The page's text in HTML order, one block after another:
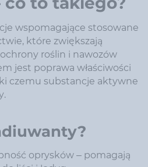
wspomagające stosowane
które zwiększają
roślin i nawozów
jest poprawa właściwości
czemu substancje aktywne
oprysków – pomagają